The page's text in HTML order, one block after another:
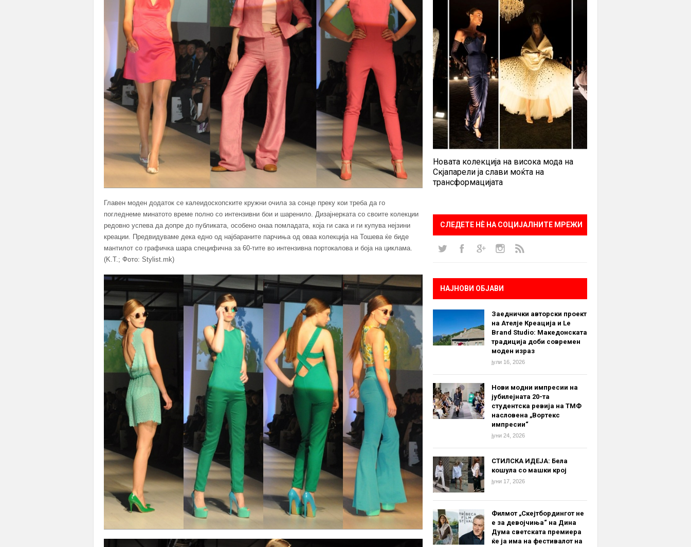
Главен моден додаток се калеидоскопските кружни очила за сонце преку кои треба да го
погледнеме минатото време полно со интензивни бои и шаренило. Дизајнерката со своите колекции
редовно успева да допре до публиката, особено онаа помладата, која ги сака и ги купува нејзини
креации. Предвидуваме дека едно од најбараните парчиња од оваа колекција на Тошева ќе биде
мантилот со графичка шара специфична за 60-тите во интензивна портокалова и боја на циклама.
(K.T.; Фото: Stylist.mk)
Новата колекција на висока мода на
Скјапарели ја слави моќта на
трансформацијата
СЛЕДЕТЕ НÈ НА СОЦИЈАЛНИТЕ МРЕЖИ
НАЈНОВИ ОБЈАВИ
Заеднички авторски проект
на Ателје Креација и Le
Brand Studio: Македонската
традиција доби современ
моден израз
јули 16, 2026
Нови модни импресии на
јубилејната 20-та
студентска ревија на ТМФ
насловена „Вортекс
импресии“
јуни 24, 2026
СТИЛСКА ИДЕЈА: Бела
кошула со машки крој
јуни 17, 2026
Филмот „Скејтбордингот не
е за девојчиња“ на Дина
Дума светската премиера
ќе ја има на фестивалот на